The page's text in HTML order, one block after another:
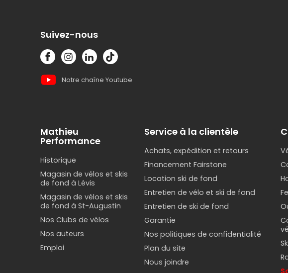
Quel type de vélo
Selon l'usage, certains
Pour les tout-petits
Les tricycles et trotteurs
est souvent le choix le
Pour l'apprentissage
Suivez-nous
Notre chaîne Youtube
Mathieu
Performance
Historique
Magasin de vélos et skis
de fond à Lévis
Magasin de vélos et skis
de fond à St-Augustin
Nos Clubs de vélos
Nos auteurs
Emploi
Service à la clientèle
Achats, expédition et retours
Financement Fairstone
Location ski de fond
Entretien de vélo et ski de fond
Entretien de ski de fond
Garantie
Nos politiques de confidentialité
Plan du site
Nous joindre